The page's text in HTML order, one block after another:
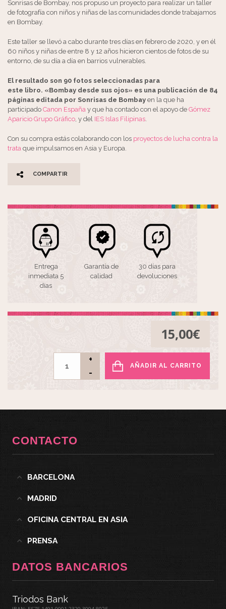
Sonrisas de Bombay, nos propuso un proyecto para realizar un taller
de fotografía con niños y niñas de las comunidades donde trabajamos
en Bombay.
Este taller se llevó a cabo durante tres días en febrero de 2020, y en él
60 niños y niñas de entre 8 y 12 años hicieron cientos de fotos de su
entorno, de su día a día en barrios vulnerables.
El resultado son 90 fotos seleccionadas para
este libro. «Bombay desde sus ojos» es una publicación de 84
páginas editada por Sonrisas de Bombay en la que ha
participado Canon España y que ha contado con el apoyo de Gómez
Aparicio Grupo Gráfico, y del IES Islas Filipinas.
Con su compra estás colaborando con los proyectos de lucha contra la
trata que impulsamos en Asia y Europa.
COMPARTIR
Entrega
inmediata 5
días
Garantía de
calidad
30 días para
devoluciones
15,00€
AÑADIR AL CARRITO
CONTACTO
BARCELONA
MADRID
OFICINA CENTRAL EN ASIA
PRENSA
DATOS BANCARIOS
Triodos Bank